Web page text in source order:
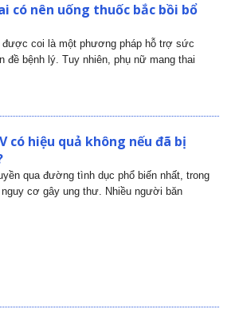
có nên uống thuốc bắc bồi bổ
được coi là một phương pháp hỗ trợ sức
đề bệnh lý. Tuy nhiên, phụ nữ mang thai
có hiệu quả không nếu đã bị
qua đường tình dục phổ biến nhất, trong
cơ gây ung thư. Nhiều người băn